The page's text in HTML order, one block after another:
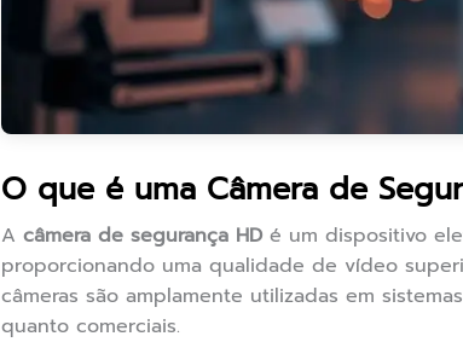
O que é uma Câmera de
A câmera de segurança HD é um dispositivo
proporcionando uma qualidade de vídeo
câmeras são amplamente utilizadas em
quanto comerciais.